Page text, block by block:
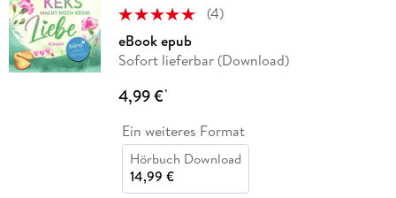
(4)
eBook epub
Sofort lieferbar (Download)
4,99 €*
Ein weiteres Format
Hörbuch Download
14,99 €